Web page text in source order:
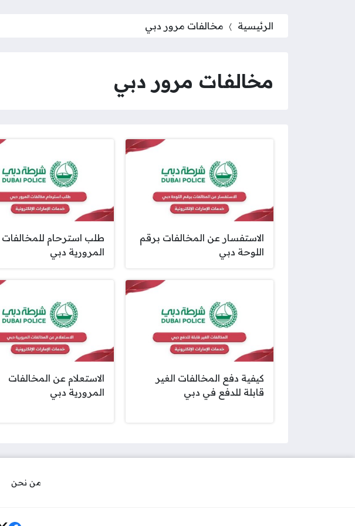
الرئيسية مخالفات مرور دبي
مخالفات مرور دبي
الاستفسار عن المخالفات برقم
اللوحة دبي
طلب استرحام للمخالفات
المرورية دبي
كيفية دفع المخالفات الغير
قابلة للدفع في دبي
الاستعلام عن المخالفات
المرورية دبي
من نحن